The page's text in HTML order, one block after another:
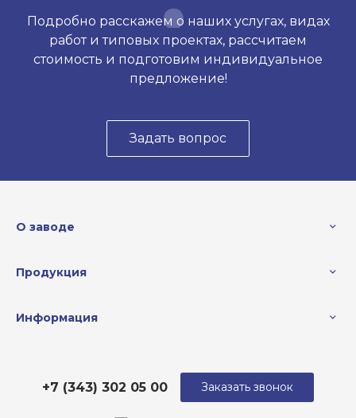
Подробно расскажем о наших услугах, видах
работ и типовых проектах, рассчитаем
стоимость и подготовим индивидуальное
предложение!
Задать вопрос
О заводе
Продукция
Информация
+7 (343) 302 05 00 Заказать звонок